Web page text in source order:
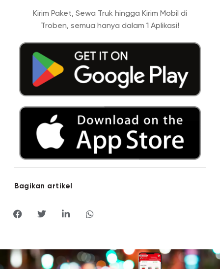
Kirim Paket, Sewa Truk hingga Kirim Mobil di
Troben, semua hanya dalam 1 Aplikasi!
Bagikan artikel